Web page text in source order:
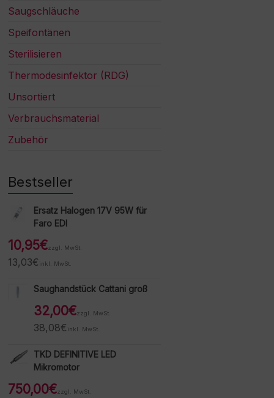
Saugschläuche
Speifontänen
Sterilisieren
Thermodesinfektor (RDG)
Unsortiert
Verbrauchsmaterial
Zubehör
Bestseller
Ersatz Halogen 17V 95W für
Faro EDI
10,95€zzgl. MwSt.
13,03€ inkl. MwSt.
Saughandstück Cattani groß
32,00€zzgl. MwSt.
38,08€ inkl. MwSt.
TKD DEFINITIVE LED
Mikromotor
750,00€zzgl. MwSt.